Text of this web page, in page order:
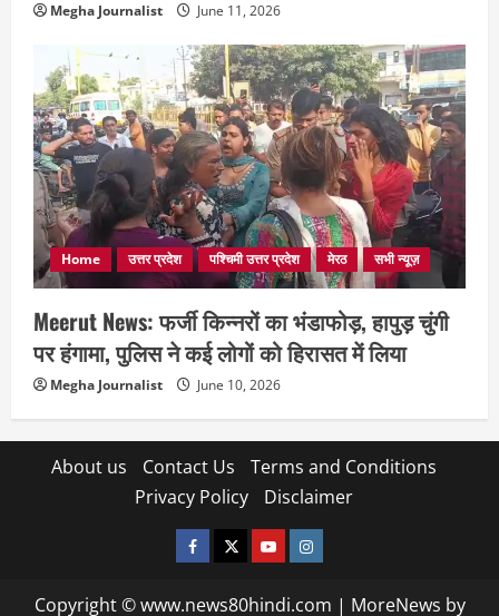
Megha Journalist June 11, 2026
Home उत्तर प्रदेश पश्चिमी उत्तर प्रदेश मेरठ सभी न्यूज़
Meerut News: फर्जी किन्नरों का भंडाफोड़, हापुड़ चुंगी
पर हंगामा, पुलिस ने कई लोगों को हिरासत में लिया
Megha Journalist June 10, 2026
About us Contact Us
Terms and Conditions
Privacy Policy
Disclaimer
facebooktwitterYOUTUBE
instagram
Copyright © www.news80hindi.com | MoreNews by